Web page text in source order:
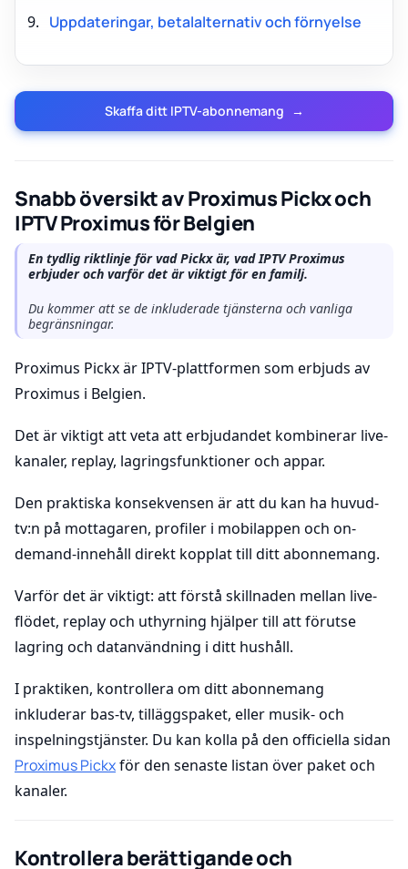
Uppdateringar, betalalternativ och förnyelse
Skaffa ditt IPTV-abonnemang →
Snabb översikt av Proximus Pickx och
IPTV Proximus för Belgien
En tydlig riktlinje för vad Pickx är, vad IPTV Proximus
erbjuder och varför det är viktigt för en familj.
Du kommer att se de inkluderade tjänsterna och vanliga
begränsningar.
Proximus Pickx är IPTV-plattformen som erbjuds av
Proximus i Belgien.
Det är viktigt att veta att erbjudandet kombinerar live-
kanaler, replay, lagringsfunktioner och appar.
Den praktiska konsekvensen är att du kan ha huvud-
tv:n på mottagaren, profiler i mobilappen och on-
demand-innehåll direkt kopplat till ditt abonnemang.
Varför det är viktigt: att förstå skillnaden mellan live-
flödet, replay och uthyrning hjälper till att förutse
lagring och datanvändning i ditt hushåll.
I praktiken, kontrollera om ditt abonnemang
inkluderar bas-tv, tilläggspaket, eller musik- och
inspelningstjänster. Du kan kolla på den officiella sidan
Proximus Pickxför den senaste listan över paket och
kanaler.
Kontrollera berättigande och